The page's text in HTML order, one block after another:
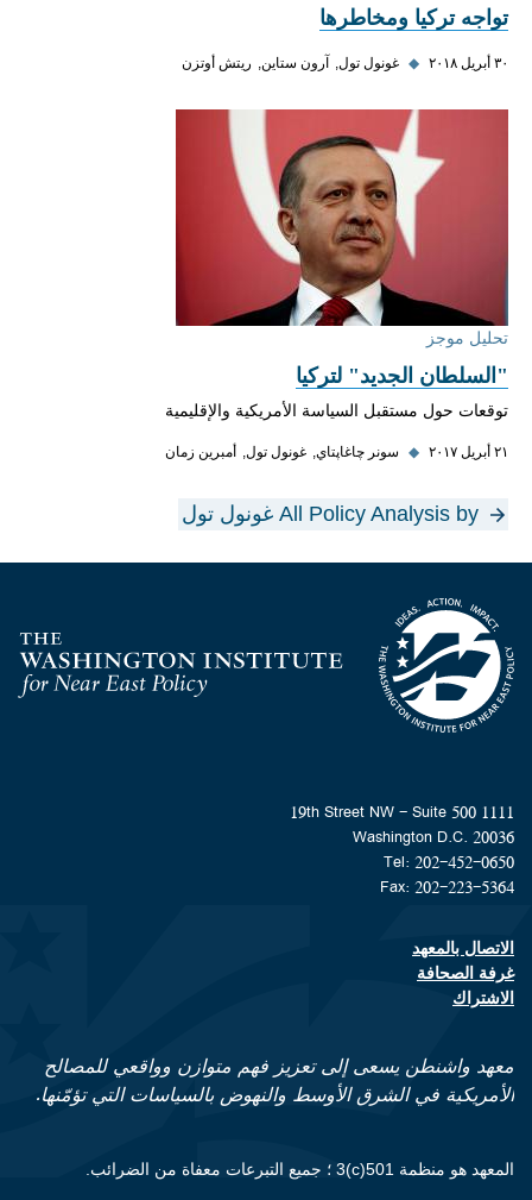
تواجه تركيا ومخاطرها
٣٠ أبريل ٢٠١٨ ◆ غونول تول آرون ستاين ريتش أوتزن
تحليل موجز
"السلطان الجديد" لتركيا
توقعات حول مستقبل السياسة الأمريكية والإقليمية
٢١ أبريل ٢٠١٧ ◆ سونر چاغاپتاي غونول تول أمبرين زمان
All Policy Analysis by غونول تول
Homepage
1111 19th Street NW - Suite 500
Washington D.C. 20036
Tel: 202-452-0650
Fax: 202-223-5364
Footer contact links
الاتصال بالمعهد
غرفة الصحافة
الاشتراك
معهد واشنطن يسعى إلى تعزيز فهم متوازن وواقعي للمصالح
الأمريكية في الشرق الأوسط والنهوض بالسياسات التي تؤمّنها.
المعهد هو منظمة 501(c)3 ؛ جميع التبرعات معفاة من الضرائب.